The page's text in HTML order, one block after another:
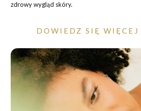
zdrowy wygląd skóry.
DOWIEDZ SIĘ WIĘCEJ